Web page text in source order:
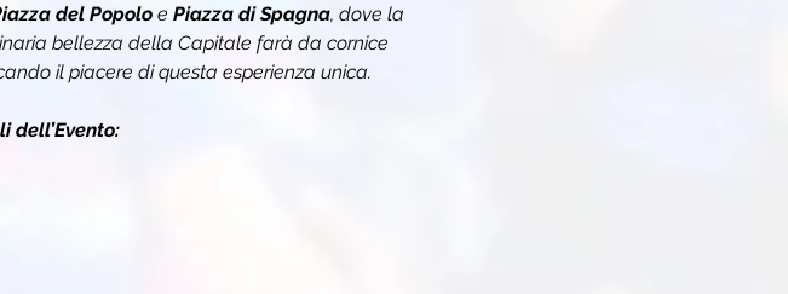
del Popolo e Piazza di Spagna, dove la
bellezza della Capitale farà da cornice
il piacere di questa esperienza unica.
dell’Evento: